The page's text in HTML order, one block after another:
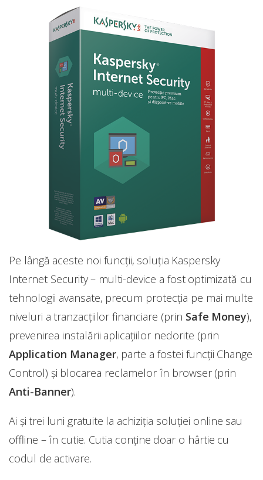
Pe lângă aceste noi funcții, soluția Kaspersky
Internet Security – multi-device a fost optimizată cu
tehnologii avansate, precum protecția pe mai multe
niveluri a tranzacțiilor financiare (prin Safe Money),
prevenirea instalării aplicațiilor nedorite (prin
Application Manager, parte a fostei funcții Change
Control) și blocarea reclamelor în browser (prin
Anti-Banner).
Ai și trei luni gratuite la achiziția soluției online sau
offline – în cutie. Cutia conține doar o hârtie cu
codul de activare.